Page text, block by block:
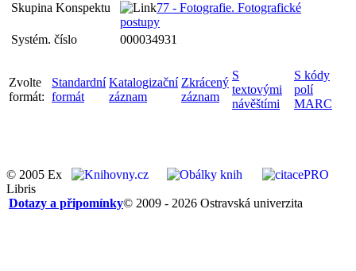
Skupina Konspektu
77 - Fotografie. Fotografické
postupy
Systém. číslo
000034931
Zvolte
formát:
Standardní
formát
Katalogizační
záznam
Zkrácený
záznam
S
textovými
návěštími
S kódy
polí
MARC
© 2005 Ex
Libris
© 2009 - 2026 Ostravská univerzita
Dotazy a připomínky